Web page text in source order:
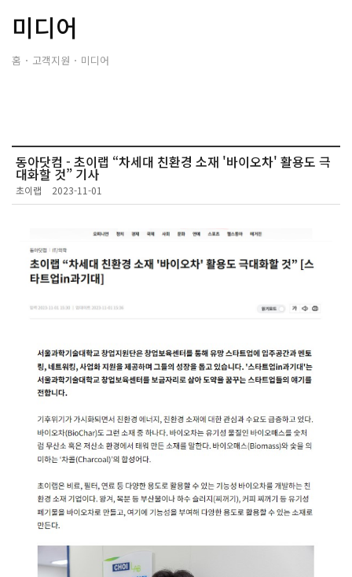
미디어
홈 고객지원 미디어
동아닷컴 - 초이랩 “차세대 친환경 소재 '바이오차' 활용도 극
대화할 것” 기사
초이랩 2023-11-01